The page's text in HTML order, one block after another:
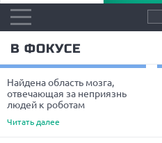
В ФОКУСЕ
Найдена область мозга,
отвечающая за неприязнь
людей к роботам
Читать далее